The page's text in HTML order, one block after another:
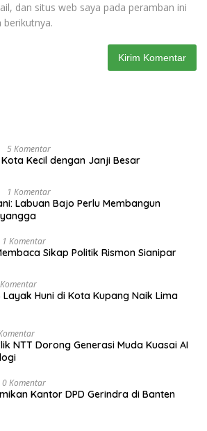
dan situs web saya pada peramban ini
5 Komentar
Kecil dengan Janji Besar
1 Komentar
Labuan Bajo Perlu Membangun
1 Komentar
Sikap Politik Rismon Sianipar
Layak Huni di Kota Kupang Naik Lima
NTT Dorong Generasi Muda Kuasai AI
0 Komentar
Kantor DPD Gerindra di Banten